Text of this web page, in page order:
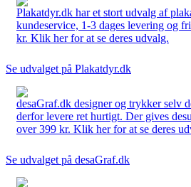
Plakatdyr.dk har et stort udvalg af
kundeservice, 1-3 dages levering og
kr. Klik her for at se deres udvalg.
Se udvalget på Plakatdyr.dk
desaGraf.dk designer og trykker selv
derfor levere ret hurtigt. Der gives
over 399 kr. Klik her for at se deres
Se udvalget på desaGraf.dk